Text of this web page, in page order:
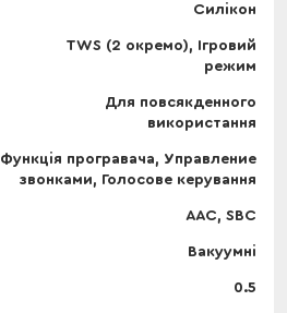
Силікон
TWS (2 окремо), Ігровий
режим
Для повсякденного
використання
Функція програвача, Управление
звонками, Голосове керування
AAC, SBC
Вакуумні
0.5